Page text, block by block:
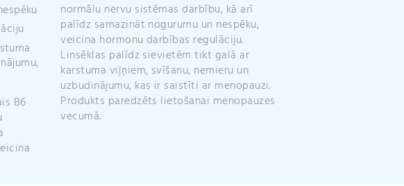
B6
normālu nervu sistēmas darbību, kā arī
palīdz samazināt nogurumu un nespēku,
veicina hormonu darbības regulāciju.
Linsēklas palīdz sievietēm tikt galā ar
karstuma viļņiem, svīšanu, nemieru un
uzbudinājumu, kas ir saistīti ar menopauzi.
vecumā.